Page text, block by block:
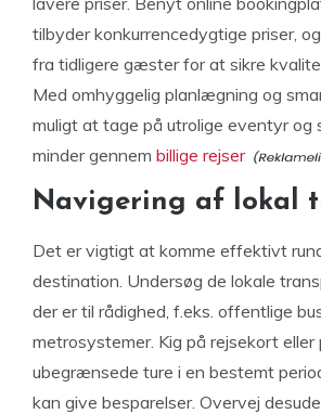
tilbyder konkurrencedygtige priser,
fra tidligere gæster for at sikre
Med omhyggelig planlægning og
muligt at tage på utrolige eventyr og
minder gennem billige rejser
Navigering af lokal
Det er vigtigt at komme effektivt
destination. Undersøg de lokale
der er til rådighed, f.eks. offentlige
metrosystemer. Kig på rejsekort eller
ubegrænsede ture i en bestemt
kan give besparelser. Overvej